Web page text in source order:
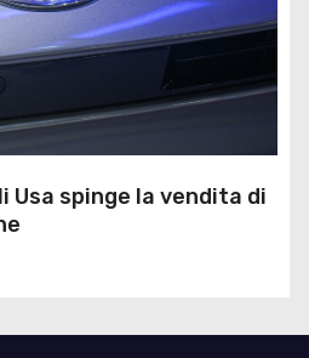
Usa spinge la vendita di